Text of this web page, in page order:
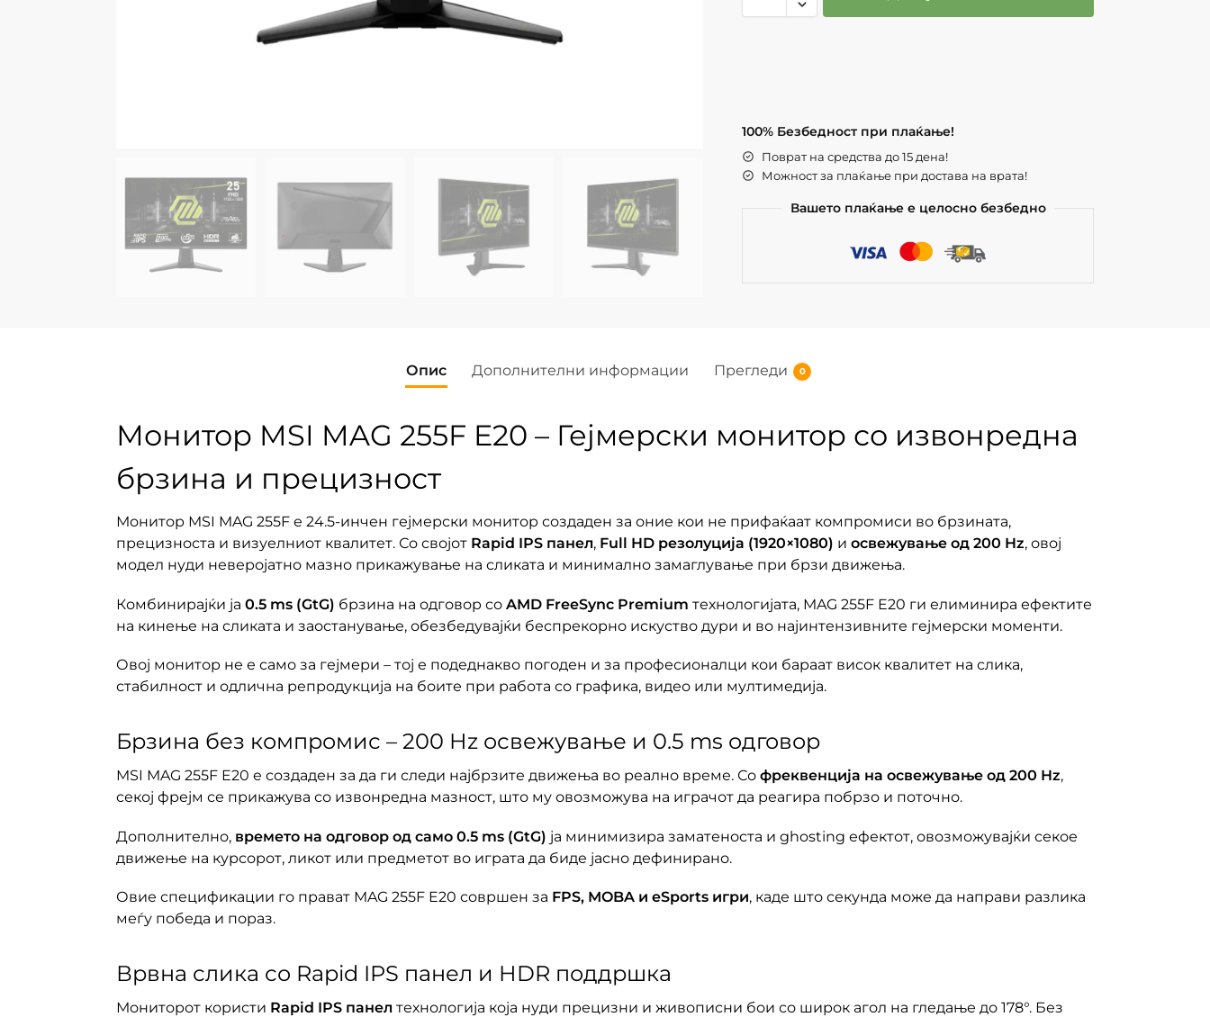
100% Безбедност при плаќање!
Поврат на средства до 15 дена!
Можност за плаќање при достава на врата!
Вашето плаќање е целосно безбедно
Опис Дополнителни информации Прегледи 0
Монитор MSI MAG 255F E20 – Гејмерски монитор со извонредна
брзина и прецизност
Монитор MSI MAG 255F е 24.5-инчен гејмерски монитор создаден за оние кои не прифаќаат компромиси во брзината,
прецизноста и визуелниот квалитет. Со својот Rapid IPS панел, Full HD резолуција (1920×1080) и освежување од 200 Hz, овој
модел нуди неверојатно мазно прикажување на сликата и минимално замаглување при брзи движења.
Комбинирајќи ја 0.5 ms (GtG) брзина на одговор со AMD FreeSync Premium технологијата, MAG 255F E20 ги елиминира ефектите
на кинење на сликата и заостанување, обезбедувајќи беспрекорно искуство дури и во најинтензивните гејмерски моменти.
Овој монитор не е само за гејмери – тој е подеднакво погоден и за професионалци кои бараат висок квалитет на слика,
стабилност и одлична репродукција на боите при работа со графика, видео или мултимедија.
Брзина без компромис – 200 Hz освежување и 0.5 ms одговор
MSI MAG 255F E20 е создаден за да ги следи најбрзите движења во реално време. Со фреквенција на освежување од 200 Hz,
секој фрејм се прикажува со извонредна мазност, што му овозможува на играчот да реагира побрзо и поточно.
Дополнително, времето на одговор од само 0.5 ms (GtG) ја минимизира заматеноста и ghosting ефектот, овозможувајќи секое
движење на курсорот, ликот или предметот во играта да биде јасно дефинирано.
Овие спецификации го прават MAG 255F E20 совршен за FPS, MOBA и eSports игри, каде што секунда може да направи разлика
меѓу победа и пораз.
Врвна слика со Rapid IPS панел и HDR поддршка
Мониторот користи Rapid IPS панелтехнологија која нуди прецизни и живописни бои со широк агол на гледање до 178°. Без